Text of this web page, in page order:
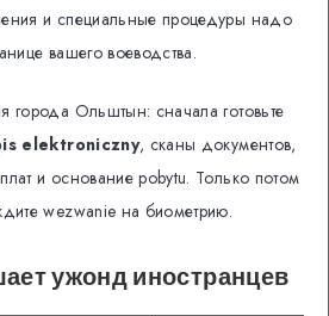
и специальные процедуры надо
вашего воеводства.
города Ольштын: сначала готовьте
elektroniczny, сканы документов,
и основание pobytu. Только потом
wezwanie на биометрию.
ужонд иностранцев